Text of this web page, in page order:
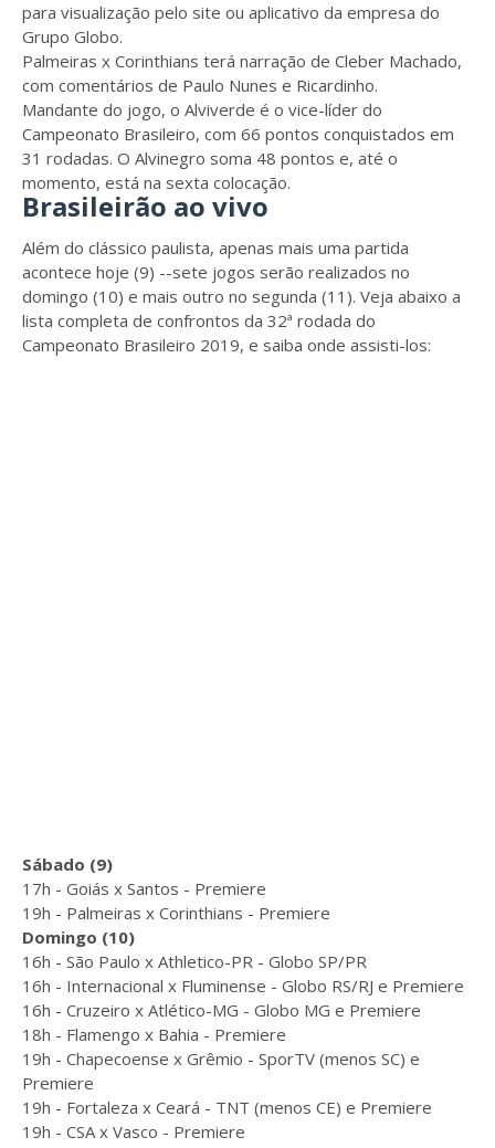
para visualização pelo site ou aplicativo da empresa do
Grupo Globo.
Palmeiras x Corinthians terá narração de Cleber Machado,
com comentários de Paulo Nunes e Ricardinho.
Mandante do jogo, o Alviverde é o vice-líder do
Campeonato Brasileiro, com 66 pontos conquistados em
31 rodadas. O Alvinegro soma 48 pontos e, até o
momento, está na sexta colocação.
Brasileirão ao vivo
Além do clássico paulista, apenas mais uma partida
acontece hoje (9) --sete jogos serão realizados no
domingo (10) e mais outro no segunda (11). Veja abaixo a
lista completa de confrontos da 32ª rodada do
Campeonato Brasileiro 2019, e saiba onde assisti-los:
Sábado (9)
17h - Goiás x Santos - Premiere
19h - Palmeiras x Corinthians - Premiere
Domingo (10)
16h - São Paulo x Athletico-PR - Globo SP/PR
16h - Internacional x Fluminense - Globo RS/RJ e Premiere
16h - Cruzeiro x Atlético-MG - Globo MG e Premiere
18h - Flamengo x Bahia - Premiere
19h - Chapecoense x Grêmio - SporTV (menos SC) e
Premiere
19h - Fortaleza x Ceará - TNT (menos CE) e Premiere
19h - CSA x Vasco - Premiere